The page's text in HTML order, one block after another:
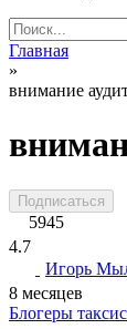
Search
for:
Главная
»
внимание
Подписаться
5945
4.7
Игорь
8 месяцев
Блогеры